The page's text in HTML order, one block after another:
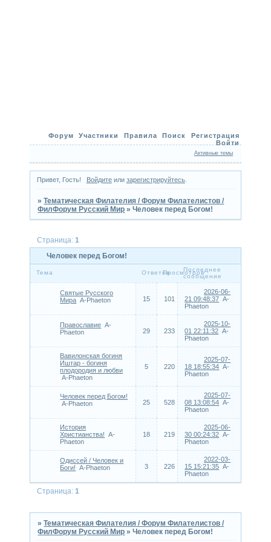
Форум Участники Правила Поиск
Регистрация
Войти
Активные темы
Привет, Гость! Войдитеили зарегистрируйтесь.
»Тематическая Филателия / Форум Филателистов /
ФилФорум Русский Мир »Человек перед Богом!
Человек перед Богом!
Страница:1
Тема ОтветовПросмотров
Последнее
сообщение
Святые Русского
Мира A-Phaeton 15 101
2026-06-
21 09:48:37 A-
Phaeton
Православие A-
Phaeton
29 233
2025-10-
01 22:11:32 A-
Phaeton
Вавилонская богиня
Иштар - богиня
плодородия и любви
A-Phaeton
5 220
2025-07-
18 18:55:34 A-
Phaeton
Человек перед Богом!
A-Phaeton
25 528
2025-07-
08 13:08:54 A-
Phaeton
История
Христианства!
A-
Phaeton
18 219
2025-06-
30 00:24:32 A-
Phaeton
Одиссей / Человек и
Боги!
A-Phaeton 3 226
2022-03-
15 15:21:35 A-
Phaeton
Страница:1
»Тематическая Филателия / Форум Филателистов /
ФилФорум Русский Мир »Человек перед Богом!